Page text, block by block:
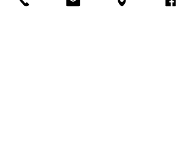
אין להעתיק ו/או לשכפל באופן מלא או חלקי,